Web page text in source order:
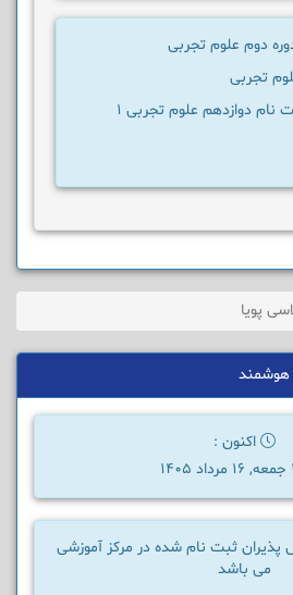
دوم علوم تجربی
تجربی
دوازدهم علوم تجربی 1
پویا
هوشمند
اکنون :
ثبت نام شده در مرکز آموزشی
می باشد